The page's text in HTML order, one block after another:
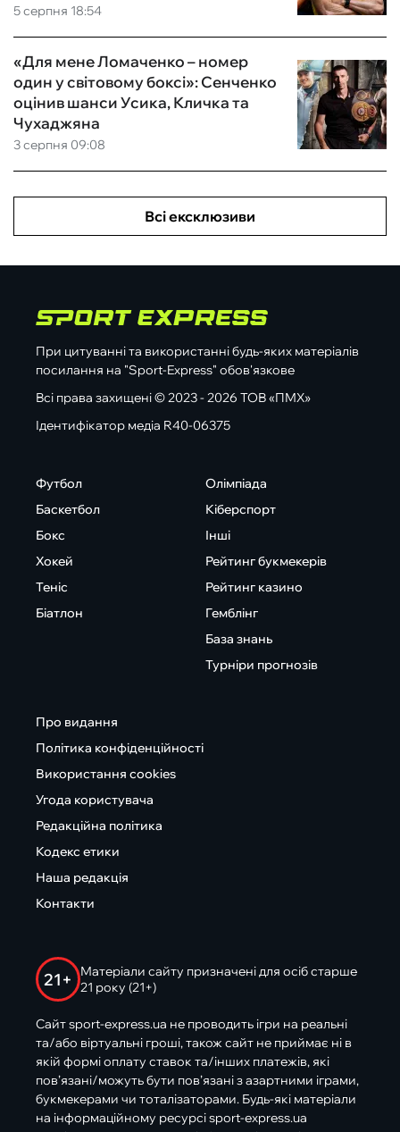
5 серпня 18:54
3 серпня 09:08
«Для мене Ломаченко – номер
один у світовому боксі»: Сенченко
оцінив шанси Усика, Кличка та
Чухаджяна
Всі ексклюзиви
При цитуванні та використанні будь-яких матеріалів
посилання на "Sport-Express" обов'язкове
Всі права захищені © 2023 - 2026 ТОВ «ПМХ»
Ідентифікатор медіа R40-06375
Футбол
Баскетбол
Бокс
Хокей
Теніс
Біатлон
Олімпіада
Кіберспорт
Інші
Рейтинг букмекерів
Рейтинг казино
Гемблінг
База знань
Турніри прогнозів
Про видання
Політика конфіденційності
Використання cookies
Угода користувача
Редакційна політика
Кодекс етики
Наша редакція
Контакти
21+
Матеріали сайту призначені для осіб старше
21 року (21+)
Сайт sport-express.ua не проводить ігри на реальні
та/або віртуальні гроші, також сайт не приймає ні в
якій формі оплату ставок та/інших платежів, які
пов’язані/можуть бути пов’язані з азартними іграми,
букмекерами чи тоталізаторами. Будь-які матеріали
на інформаційному ресурсі sport-express.ua